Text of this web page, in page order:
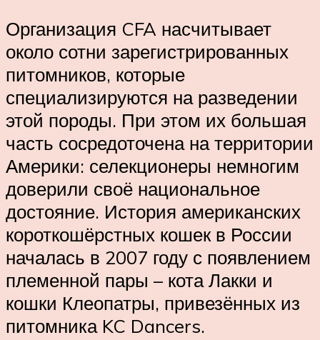
Организация CFA насчитывает
около сотни зарегистрированных
питомников, которые
специализируются на разведении
этой породы. При этом их большая
часть сосредоточена на территории
Америки: селекционеры немногим
доверили своё национальное
достояние. История американских
короткошёрстных кошек в России
началась в 2007 году с появлением
племенной пары – кота Лакки и
кошки Клеопатры, привезённых из
питомника KC Dancers.